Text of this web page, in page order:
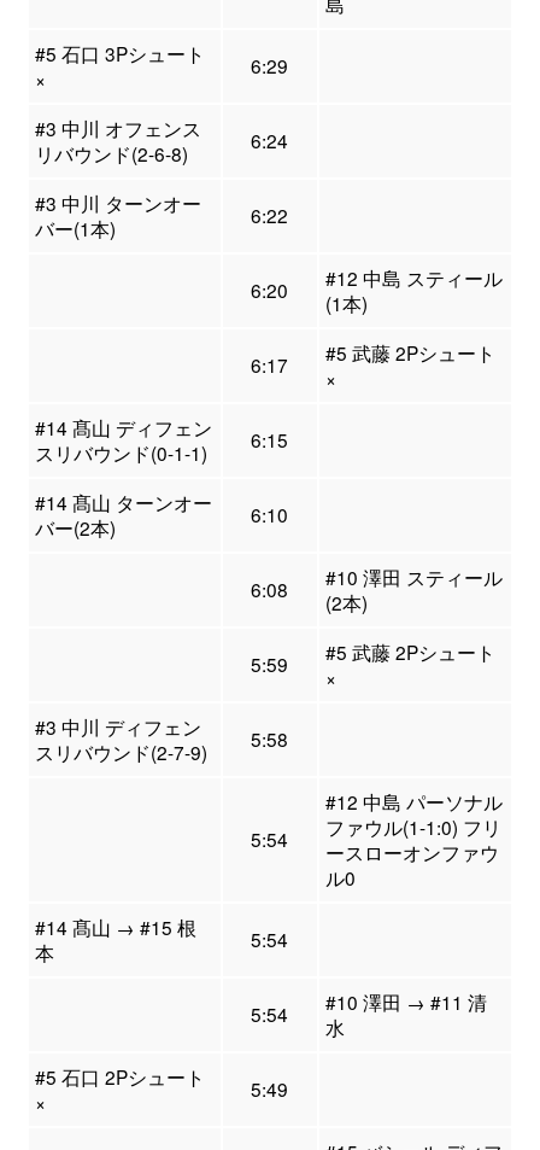
#5 石口 3Pシュート
×
6:29
#3 中川 オフェンス
リバウンド(2-6-8)
6:24
#3 中川 ターンオー
バー(1本)
6:22
6:20
#12 中島 スティール
(1本)
6:17
#5 武藤 2Pシュート
×
#14 髙山 ディフェン
スリバウンド(0-1-1)
6:15
#14 髙山 ターンオー
バー(2本)
6:10
6:08
#10 澤田 スティール
(2本)
5:59
#5 武藤 2Pシュート
×
#3 中川 ディフェン
スリバウンド(2-7-9)
5:58
5:54
#12 中島 パーソナル
ファウル(1-1:0) フリ
ースローオンファウ
ル0
#14 髙山 → #15 根
本
5:54
5:54
#10 澤田 → #11 清
水
#5 石口 2Pシュート
×
5:49